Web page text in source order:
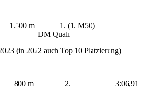
1.500 m 1. (1. M50)
DM Quali
(in 2022 auch Top 10 Platzierung)
(Roger) 800 m 2. 3:06,91